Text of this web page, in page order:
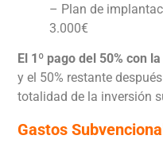
– Plan de
3.000€
El 1º pago del 50% con
y el 50% restante
totalidad de la inversión
Gastos